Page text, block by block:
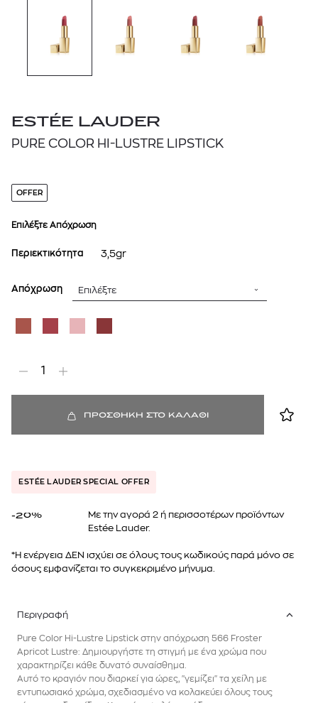
ESTÉE LAUDER
PURE COLOR HI-LUSTRE LIPSTICK
OFFER
Επιλέξτε Απόχρωση
Περιεκτικότητα 3,5gr
Απόχρωση Επιλέξτε
1
ΠΡΟΣΘΗΚΗ ΣΤΟ ΚΑΛΑΘΙ
ESTÉE LAUDER SPECIAL OFFER
-20%
Mε την αγορά 2 ή περισσοτέρων προϊόντων
Estée Lauder.
*Η ενέργεια ΔΕΝ ισχύει σε όλους τους κωδικούς παρά μόνο σε
όσους εμφανίζεται το συγκεκριμένο μήνυμα.
Περιγραφή
Pure Color Hi-Lustre Lipstick στην απόχρωση 566 Froster
Apricot Lustre: Δημιουργήστε τη στιγμή με ένα χρώμα που
χαρακτηρίζει κάθε δυνατό συναίσθημα.
Αυτό το κραγιόν που διαρκεί για ώρες, "γεμίζει" τα χείλη με
εντυπωσιακό χρώμα, σχεδιασμένο να κολακεύει όλους τους